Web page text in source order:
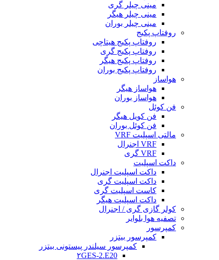
مینی چیلر گری
مینی چیلر هیگر
مینی چیلر بوران
روفتاپ پکیج
روفتاپ پکیج هیتاچی
روفتاپ پکیج گری
روفتاپ پکیج هیگر
روفتاپ پکیج بوران
هواساز
هواساز هیگر
هواساز بوران
فن کوئل
فن کویل هیگر
فن کوئل بوران
مالتی اسپلیت VRF
VRF اجنرال
VRF گری
داکت اسپلیت
داکت اسپلیت اجنرال
داکت اسپلیت گری
کاست اسپلیت گری
داکت اسپلیت هیگر
کولر گازی گری / اجنرال
تصفیه هوا بلوایر
کمپرسور
کمپرسور بیتزر
کمپرسور سیلندر پیستونی بیتزر
۲GES-2.E20